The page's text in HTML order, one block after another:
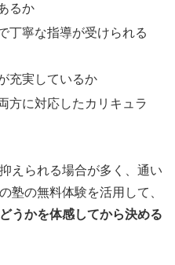
るか
丁寧な指導が受けられる
充実しているか
方に対応したカリキュラ
えられる場合が多く、通い
塾の無料体験を活用して、
うかを体感してから決める